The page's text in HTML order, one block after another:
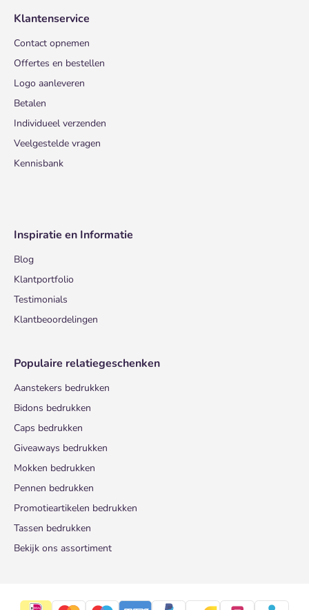
Klantenservice
Contact opnemen
Offertes en bestellen
Logo aanleveren
Betalen
Individueel verzenden
Veelgestelde vragen
Kennisbank
Inspiratie en Informatie
Blog
Klantportfolio
Testimonials
Klantbeoordelingen
Populaire relatiegeschenken
Aanstekers bedrukken
Bidons bedrukken
Caps bedrukken
Giveaways bedrukken
Mokken bedrukken
Pennen bedrukken
Promotieartikelen bedrukken
Tassen bedrukken
Bekijk ons assortiment